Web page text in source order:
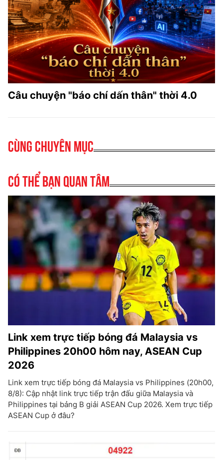
Câu chuyện "báo chí dấn thân" thời 4.0
Cùng chuyên mục
Có thể bạn quan tâm
Link xem trực tiếp bóng đá Malaysia vs
Philippines 20h00 hôm nay, ASEAN Cup
2026
Link xem trực tiếp bóng đá Malaysia vs Philippines (20h00,
8/8): Cập nhật link trực tiếp trận đấu giữa Malaysia và
Philippines tại bảng B giải ASEAN Cup 2026. Xem trực tiếp
ASEAN Cup ở đâu?